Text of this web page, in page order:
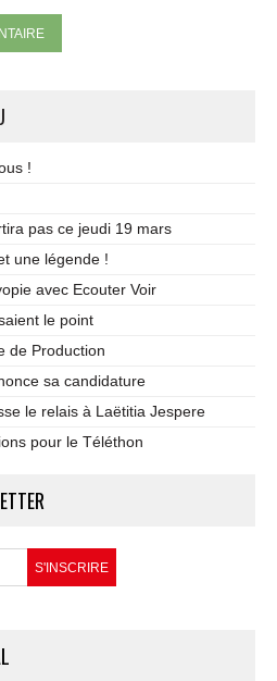
!
pas ce jeudi 19 mars
une légende !
avec Ecouter Voir
le point
de Production
sa candidature
le relais à Laëtitia Jespere
pour le Téléthon